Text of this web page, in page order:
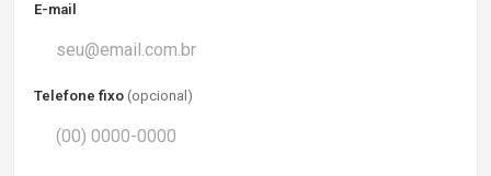
E-mail
Telefone fixo (opcional)